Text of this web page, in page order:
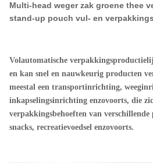
Multi-head weger zak groene thee
stand-up pouch vul- en
Volautomatische
en kan snel en nauwkeurig producten
meestal een transportinrichting,
inkapselingsinrichting enzovoorts, die
verpakkingsbehoeften van verschillende
snacks, recreatievoedsel enzovoorts.